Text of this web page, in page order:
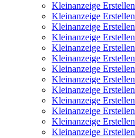
Kleinanzeige Erstellen
Kleinanzeige Erstellen
Kleinanzeige Erstellen
Kleinanzeige Erstellen
Kleinanzeige Erstellen
Kleinanzeige Erstellen
Kleinanzeige Erstellen
Kleinanzeige Erstellen
Kleinanzeige Erstellen
Kleinanzeige Erstellen
Kleinanzeige Erstellen
Kleinanzeige Erstellen
Kleinanzeige Erstellen